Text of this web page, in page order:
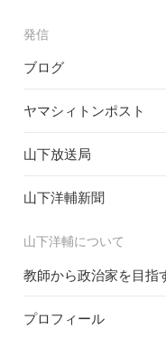
発信
ブログ
ヤマシィトンポスト
山下放送局
山下洋輔新聞
山下洋輔について
教師から政治家を目指
プロフィール